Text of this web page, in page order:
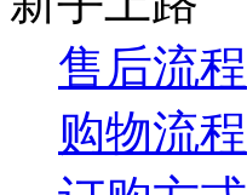
售后流程
购物流程